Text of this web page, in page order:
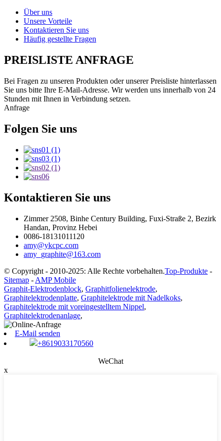
Über uns
Unsere Vorteile
Kontaktieren Sie uns
Häufig gestellte Fragen
PREISLISTE ANFRAGE
Bei Fragen zu unseren Produkten oder unserer Preisliste hinterlassen
Sie uns bitte Ihre E-Mail-Adresse. Wir werden uns innerhalb von 24
Stunden mit Ihnen in Verbindung setzen.
Anfrage
Folgen Sie uns
Kontaktieren Sie uns
Zimmer 2508, Binhe Century Building, Fuxi-Straße 2, Bezirk
Handan, Provinz Hebei
0086-18131011120
amy@ykcpc.com
amy_graphite@163.com
© Copyright - 2010-2025: Alle Rechte vorbehalten.Top-Produkte -
Sitemap - AMP Mobile
Graphit-Elektrodenblock, Graphitfolienelektrode,
Graphitelektrodenplatte, Graphitelektrode mit Nadelkoks,
Graphitelektrode mit voreingestelltem Nippel,
Graphitelektrodenanlage,
E-Mail senden
+8619033170560
WeChat
x